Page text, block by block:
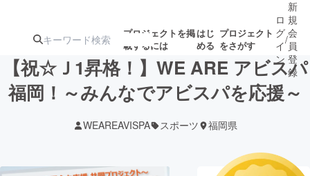
プロジェクトを掲
載するには
はじ
める
プロジェクト
をさがす
ターン
ジェクト
募集終了が近いプ
ロジェクト
ロ
グ
イ
ン
/
新
規
会
員
登
録
【祝☆Ｊ1昇格！】WE ARE アビスパ
福岡！～みんなでアビスパを応援～
WEAREAVISPA スポーツ 福岡県